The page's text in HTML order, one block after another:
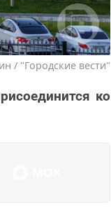
/ "Городские вести"
ко